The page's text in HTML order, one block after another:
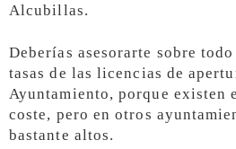
Alcubillas.
Deberías asesorarte sobre
tasas de las licencias de
Ayuntamiento, porque existen
coste, pero en otros
bastante altos.